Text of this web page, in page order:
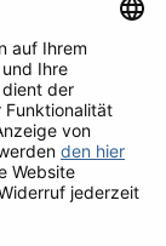
Fleisch
wie BEEF!